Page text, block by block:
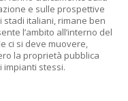
e sulle prospettive
stadi italiani, rimane ben
l’ambito all’interno del
ci si deve muovere,
la proprietà pubblica
impianti stessi.